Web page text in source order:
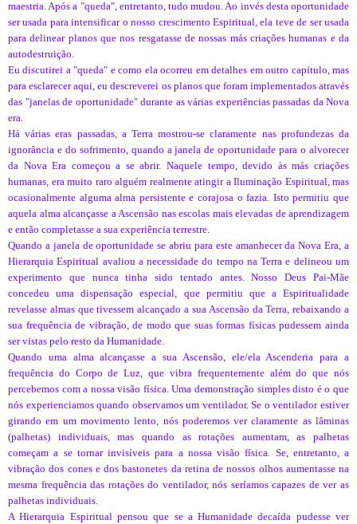
maestria. Após a "queda", entretanto, tudo mudou. Ao invés desta oportunidade
ser usada para intensificar o nosso crescimento Espiritual, ela teve de ser usada
para delinear planos que nos resgatasse de nossas más criações humanas e da
autodestruição.
Eu discutirei a "queda" e como ela ocorreu em detalhes em outro capítulo, mas
para esclarecer aqui, eu descreverei os planos que foram implementados através
das "janelas de oportunidade" durante as várias experiências passadas da Nova
era.
Há várias eras passadas, a Terra mostrou-se claramente nas profundezas da
ignorância e do sofrimento, quando a janela de oportunidade para o alvorecer
da Nova Era começou a se abrir. Naquele tempo, devido às más criações
humanas, era muito raro alguém realmente atingir a Iluminação Espiritual, mas
ocasionalmente alguma alma persistente e corajosa o fazia. Isto permitiu que
aquela alma alcançasse a Ascensão nas escolas mais elevadas de aprendizagem
e então completasse a sua experiência terrestre.
Quando a janela de oportunidade se abriu para este amanhecer da Nova Era, a
Hierarquia Espiritual avaliou a necessidade do tempo na Terra e delineou um
experimento que nunca tinha sido tentado antes. Nosso Deus Pai-Mãe
concedeu uma dispensação especial, que permitiu que a Espiritualidade
revelasse almas que tivessem alcançado a sua Ascensão da Terra, rebaixando a
sua frequência de vibração, de modo que suas formas físicas pudessem ainda
ser vistas pelo resto da Humanidade.
Quando uma alma alcançasse a sua Ascensão, ele/ela Ascenderia para a
frequência do Corpo de Luz, que vibra frequentemente além do que nós
percebemos com a nossa visão física. Uma demonstração simples disto é o que
nós experienciamos quando observamos um ventilador. Se o ventilador estiver
girando em um movimento lento, nós poderemos ver claramente as lâminas
(palhetas) individuais, mas quando as rotações aumentam, as palhetas
começam a se tornar invisíveis para a nossa visão física. Se, entretanto, a
vibração dos cones e dos bastonetes da retina de nossos olhos aumentasse na
mesma frequência das rotações do ventilador, nós seríamos capazes de ver as
palhetas individuais.
A Hierarquia Espiritual pensou que se a Humanidade decaída pudesse ver